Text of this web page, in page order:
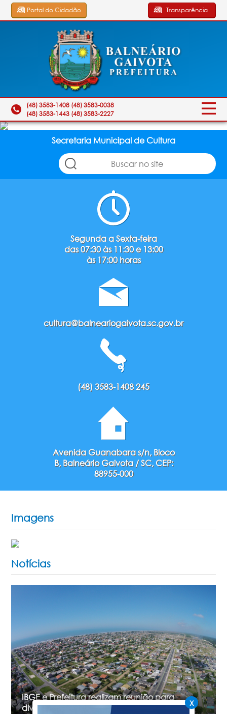
X
Portal do Cidadão Transparência
(48) 3583-1408 (48) 3583-0038
(48) 3583-1443 (48) 3583-2227
Secretaria Municipal de Cultura
Segunda a Sexta-feira
das 07:30 às 11:30 e 13:00
às 17:00 horas
cultura@balneariogaivota.sc.gov.br
(48) 3583-1408 245
Avenida Guanabara s/n, Bloco
B, Balneário Gaivota / SC, CEP:
88955-000
Imagens
Notícias
IBGE e Prefeitura realizam reunião para
divulgar CENSO 2022